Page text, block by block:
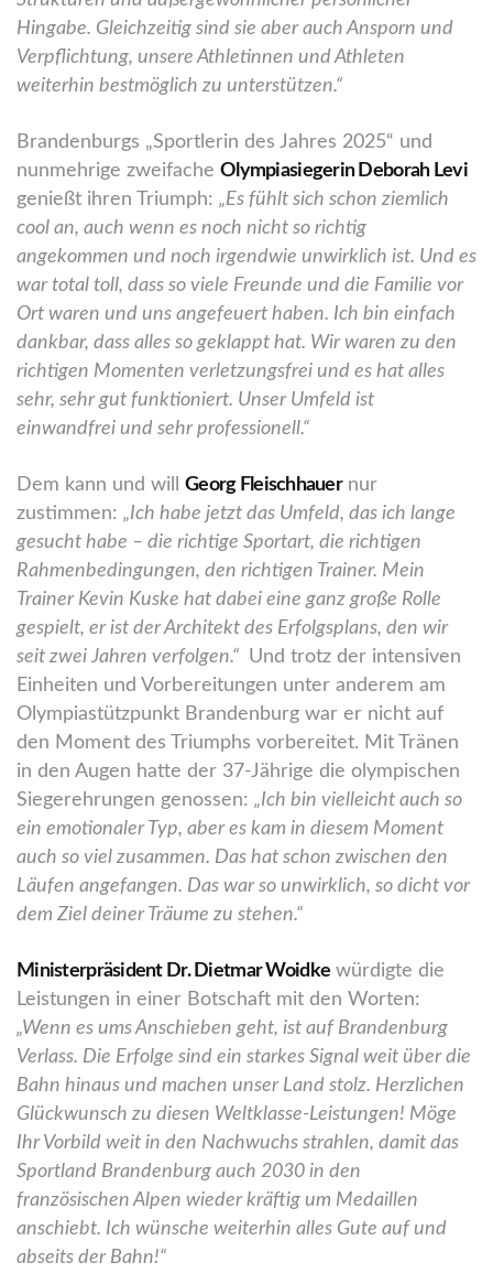
Hingabe. Gleichzeitig sind sie aber auch Ansporn und
Verpflichtung, unsere Athletinnen und Athleten
weiterhin bestmöglich zu unterstützen.“
Brandenburgs „Sportlerin des Jahres 2025“ und
nunmehrige zweifache Olympiasiegerin Deborah Levi
genießt ihren Triumph: „Es fühlt sich schon ziemlich
cool an, auch wenn es noch nicht so richtig
angekommen und noch irgendwie unwirklich ist. Und es
war total toll, dass so viele Freunde und die Familie vor
Ort waren und uns angefeuert haben. Ich bin einfach
dankbar, dass alles so geklappt hat. Wir waren zu den
richtigen Momenten verletzungsfrei und es hat alles
sehr, sehr gut funktioniert. Unser Umfeld ist
einwandfrei und sehr professionell.“
Dem kann und will Georg Fleischhauernur
zustimmen: „Ich habe jetzt das Umfeld, das ich lange
gesucht habe – die richtige Sportart, die richtigen
Rahmenbedingungen, den richtigen Trainer. Mein
Trainer Kevin Kuske hat dabei eine ganz große Rolle
gespielt, er ist der Architekt des Erfolgsplans, den wir
seit zwei Jahren verfolgen.“ Und trotz der intensiven
Einheiten und Vorbereitungen unter anderem am
Olympiastützpunkt Brandenburg war er nicht auf
den Moment des Triumphs vorbereitet. Mit Tränen
in den Augen hatte der 37-Jährige die olympischen
Siegerehrungen genossen: „Ich bin vielleicht auch so
ein emotionaler Typ, aber es kam in diesem Moment
auch so viel zusammen. Das hat schon zwischen den
Läufen angefangen. Das war so unwirklich, so dicht vor
dem Ziel deiner Träume zu stehen.“
Ministerpräsident Dr. Dietmar Woidke würdigte die
Leistungen in einer Botschaft mit den Worten:
„Wenn es ums Anschieben geht, ist auf Brandenburg
Verlass. Die Erfolge sind ein starkes Signal weit über die
Bahn hinaus und machen unser Land stolz. Herzlichen
Glückwunsch zu diesen Weltklasse-Leistungen! Möge
Ihr Vorbild weit in den Nachwuchs strahlen, damit das
Sportland Brandenburg auch 2030 in den
französischen Alpen wieder kräftig um Medaillen
anschiebt. Ich wünsche weiterhin alles Gute auf und
abseits der Bahn!“